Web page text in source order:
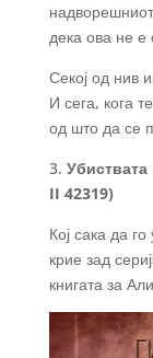
дека ова не е
Секој од нив
И сега, кога
од што да се
3.
II 42319)
Кој сака да
крие зад
книгата за